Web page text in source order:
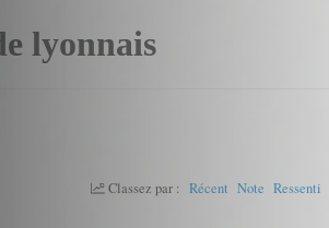
lyonnais
Classez par : Récent Note Ressenti